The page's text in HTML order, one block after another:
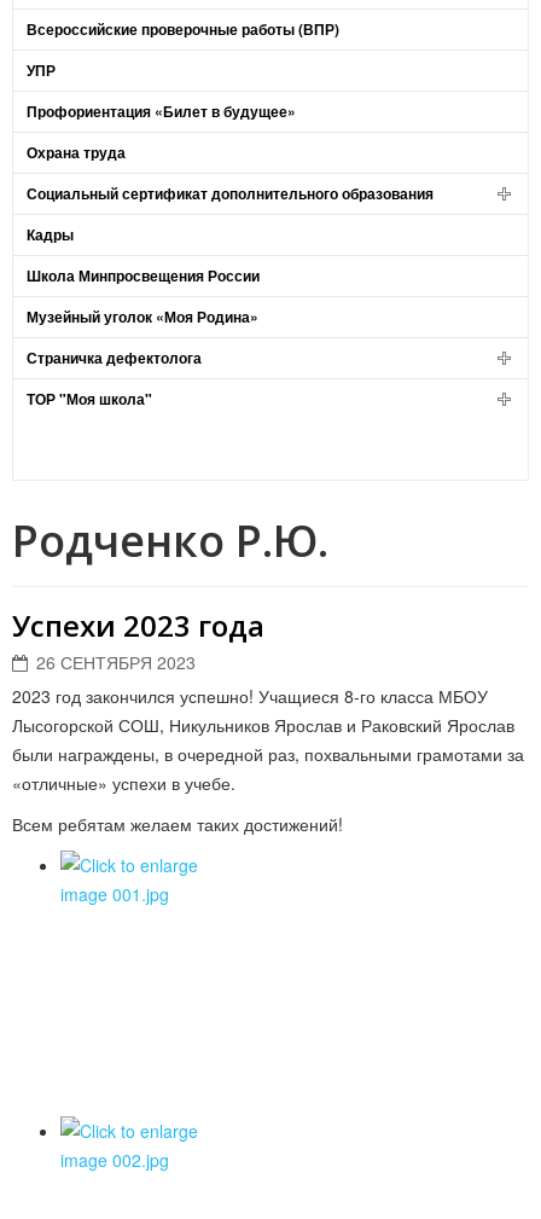
Всероссийские проверочные работы (ВПР)
УПР
Профориентация «Билет в будущее»
Охрана труда
Социальный сертификат дополнительного образования
Кадры
Школа Минпросвещения России
Музейный уголок «Моя Родина»
Страничка дефектолога
ТОР "Моя школа"
Родченко Р.Ю.
Успехи 2023 года
26 СЕНТЯБРЯ 2023
2023 год закончился успешно! Учащиеся 8-го класса МБОУ
Лысогорской СОШ, Никульников Ярослав и Раковский Ярослав
были награждены, в очередной раз, похвальными грамотами за
«отличные» успехи в учебе.
Всем ребятам желаем таких достижений!